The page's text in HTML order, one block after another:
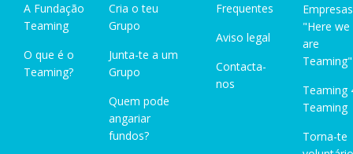
A Fundação
Teaming
O que é o
Teaming?
Cria o teu
Grupo
Junta-te a um
Grupo
Quem pode
angariar
fundos?
Frequentes
Aviso legal
Contacta-
nos
Empresas
"Here we
are
Teaming"
Teaming
Teaming
Torna-te